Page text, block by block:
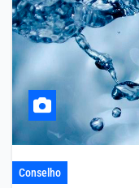
Conselho